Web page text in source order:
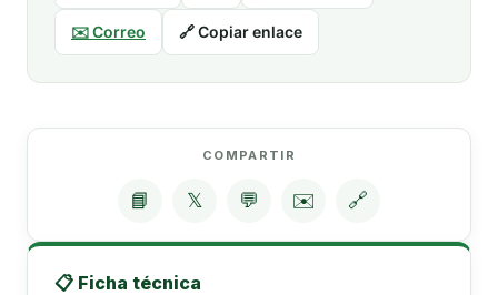
✉️ Correo 🔗 Copiar enlace
COMPARTIR
📘 𝕏 💬 ✉️ 🔗
📋 Ficha técnica